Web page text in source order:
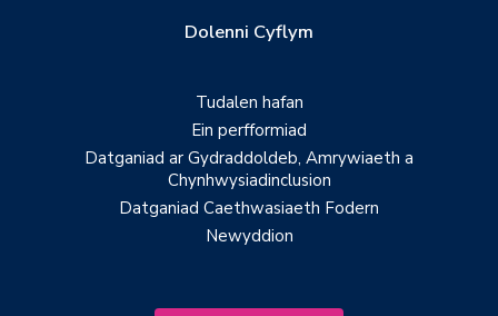
Dolenni Cyflym
Tudalen hafan
Ein perfformiad
Datganiad ar Gydraddoldeb, Amrywiaeth a
Chynhwysiadinclusion
Datganiad Caethwasiaeth Fodern
Newyddion